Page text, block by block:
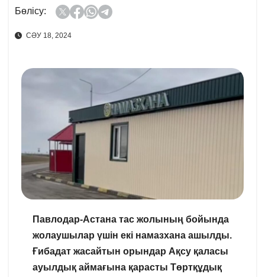
Бөлісу:
СӘУ 18, 2024
Павлодар-Астана тас жолының бойында
жолаушылар үшін екі намазхана ашылды.
Ғибадат жасайтын орындар Ақсу қаласы
ауылдық аймағына қарасты Төртқұдық